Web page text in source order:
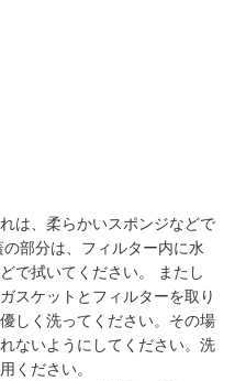
は、柔らかいスポンジなどで
部分は、フィルター内に水
で拭いてください。 またし
スケットとフィルターを取り
しく洗ってください。その場
ないようにしてください。洗
ください。